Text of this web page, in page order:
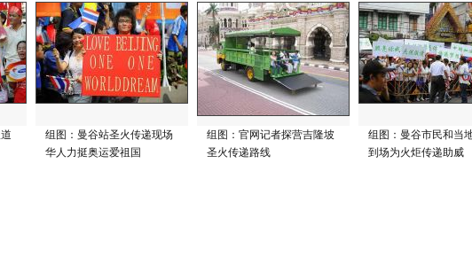
组图：曼谷站圣火传递现场
华人力挺奥运爱祖国
组图：官网记者探营吉隆坡
圣火传递路线
组图：曼谷市民和当
到场为火炬传递助威